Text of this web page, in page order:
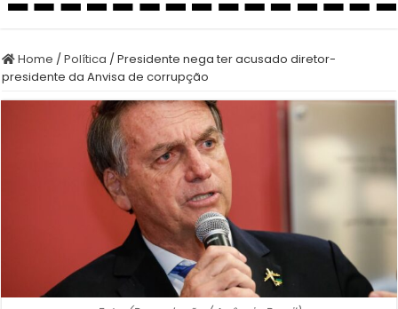
Home /Política /Presidente nega ter acusado diretor-
presidente da Anvisa de corrupção